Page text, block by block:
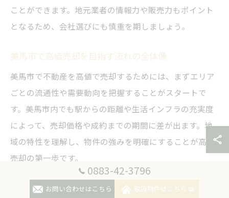
ことができます。地元業者の情報力や販売力もポイント
となるため、会社選びにも慎重を期しましょう。
美馬市で高値売却を目指す流れの全体像
美馬市で不動産を高値で売却するためには、まずエリア
ごとの流通性や需要動向を把握することがスタートで
す。美馬市内でも駅からの距離や生活インフラの充実度
によって、売却価格や成約までの期間に差が出ます。地
域の特性を理解し、物件の強みを明確にすることが高値
売却の第一歩です。
続いて、売却活動のタイミングや広告戦略、内覧対応な
ど、計画的なプロセスを踏むことが求められます。例え
0883-42-3796
お問い合わせはこちら 取扱物件はこちら